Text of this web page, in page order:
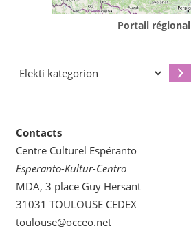
Portail régional
Elekti
Contacts
Centre Culturel Espéranto
Esperanto-Kultur-Centro
MDA, 3 place Guy Hersant
31031 TOULOUSE CEDEX
toulouse@occeo.net